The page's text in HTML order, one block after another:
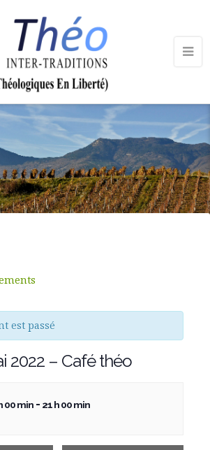
est passé
2022 – Café théo
00 min- 21 h 00 min